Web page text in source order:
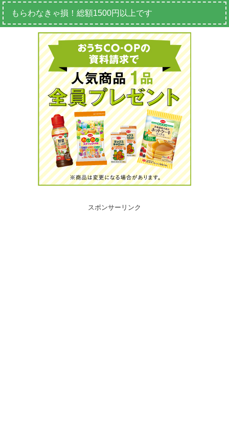
もらわなきゃ損！総額1500円以上です
スポンサーリンク